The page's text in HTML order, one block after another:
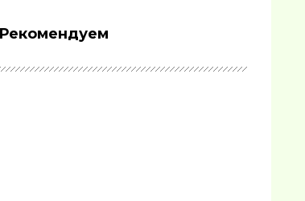
Рекомендуем